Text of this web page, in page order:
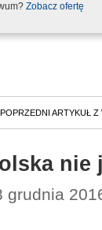
Zobacz ofertę
POPRZEDNI ARTYKUŁ Z
nie
grudnia